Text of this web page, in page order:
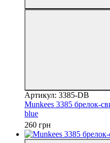
Артикул: 3385-DB
Munkees 3385 брелок-
blue
260 грн